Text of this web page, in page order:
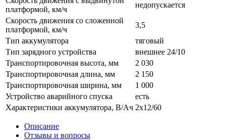
платформой, км/ч
недопускается
Скорость движения со сложенной
платформой, км/ч
3,5
Тип аккумулятора
тяговый
Тип зарядного устройства
внешнее 24/10
Транспортировочная высота, мм
2 030
Транспортировочная длина, мм
2 150
Транспортировочная ширина, мм
1 000
Устройство аварийного спуска
есть
Характеристики аккумулятора, В/Ач 2х12/60
Описание
Отзывы и вопросы